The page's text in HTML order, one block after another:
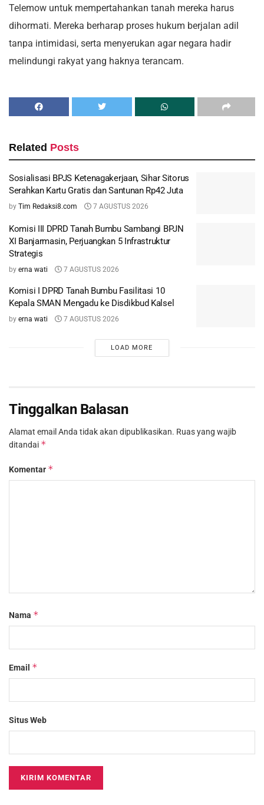
Telemow untuk mempertahankan tanah mereka harus
dihormati. Mereka berharap proses hukum berjalan adil
tanpa intimidasi, serta menyerukan agar negara hadir
melindungi rakyat yang haknya terancam.
Related Posts
Sosialisasi BPJS Ketenagakerjaan, Sihar Sitorus
Serahkan Kartu Gratis dan Santunan Rp42 Juta
by Tim Redaksi8.com 7 AGUSTUS 2026
Komisi III DPRD Tanah Bumbu Sambangi BPJN
XI Banjarmasin, Perjuangkan 5 Infrastruktur
Strategis
by erna wati 7 AGUSTUS 2026
Komisi I DPRD Tanah Bumbu Fasilitasi 10
Kepala SMAN Mengadu ke Disdikbud Kalsel
by erna wati 7 AGUSTUS 2026
LOAD MORE
Tinggalkan Balasan
Alamat email Anda tidak akan dipublikasikan. Ruas yang wajib
ditandai *
Komentar *
Nama *
Email *
Situs Web